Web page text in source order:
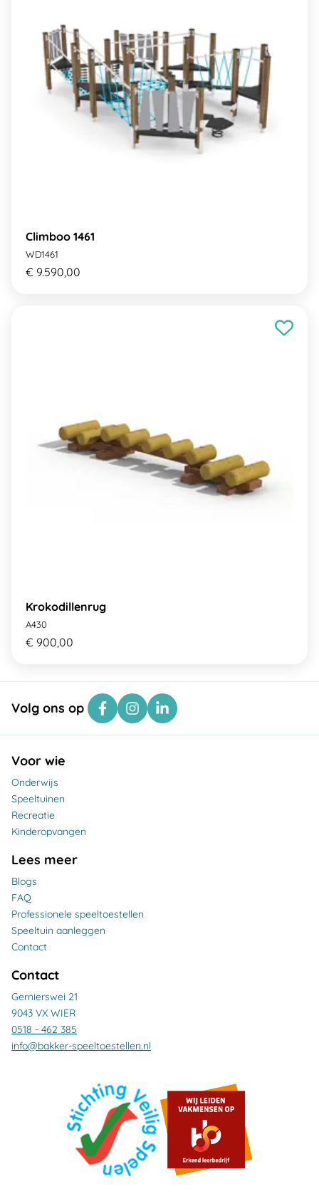
Climboo 1461
WD1461
€ 9.590,00
Krokodillenrug
A430
€ 900,00
Volg ons op
Voor wie
Onderwijs
Speeltuinen
Recreatie
Kinderopvangen
Lees meer
Blogs
FAQ
Professionele speeltoestellen
Speeltuin aanleggen
Contact
Contact
Gernierswei 21
9043 VX WIER
0518 - 462 385
info@bakker-speeltoestellen.nl